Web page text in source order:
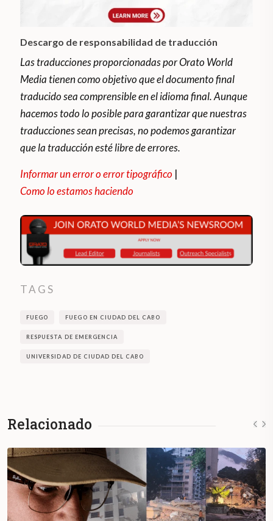
Descargo de responsabilidad de traducción
Las traducciones proporcionadas por Orato World
Media tienen como objetivo que el documento final
traducido sea comprensible en el idioma final. Aunque
hacemos todo lo posible para garantizar que nuestras
traducciones sean precisas, no podemos garantizar
que la traducción esté libre de errores.
Informar un error o error tipográfico |
Como lo estamos haciendo
TAGS
FUEGO FUEGO EN CIUDAD DEL CABO
RESPUESTA DE EMERGENCIA
UNIVERSIDAD DE CIUDAD DEL CABO
Relacionado